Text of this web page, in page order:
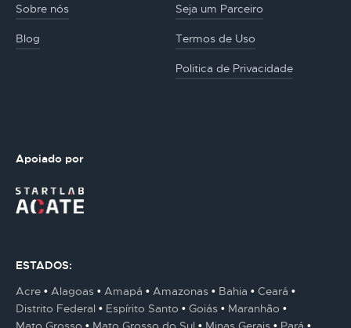
Sobre nós Seja um Parceiro
Blog Termos de Uso
Politica de Privacidade
Apoiado por
ESTADOS:
Acre
Alagoas Amapá Amazonas Bahia
Ceará
Distrito Federal
Espírito Santo Goiás
Maranhão